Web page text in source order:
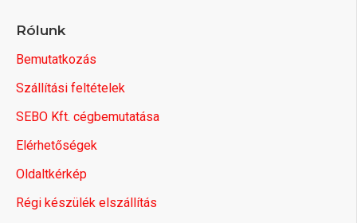
Rólunk
Bemutatkozás
Szállítási feltételek
SEBO Kft. cégbemutatása
Elérhetőségek
Oldaltkérkép
Régi készülék elszállítás